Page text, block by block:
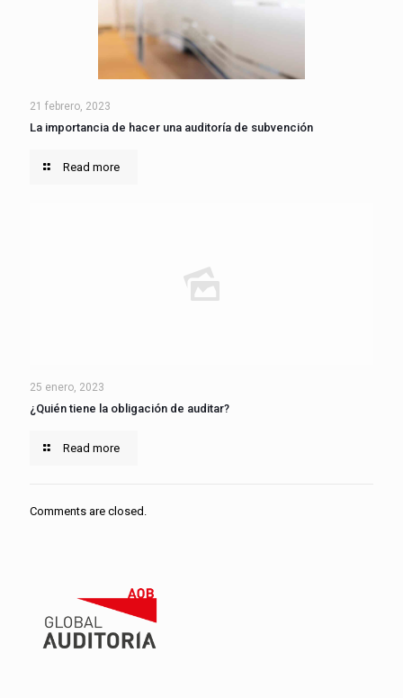
21 febrero, 2023
La importancia de hacer una auditoría de subvención
Read more
25 enero, 2023
¿Quién tiene la obligación de auditar?
Read more
Comments are closed.